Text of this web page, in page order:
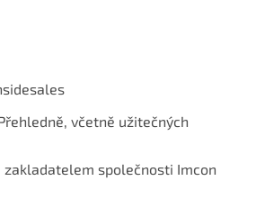
včetně užitečných
zakladatelem společnosti Imcon